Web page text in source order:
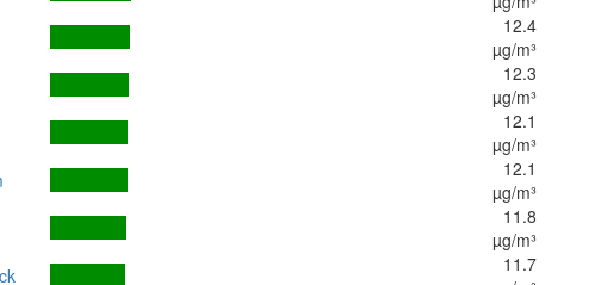
12.4
µg/m³
12.3
µg/m³
12.1
µg/m³
12.1
µg/m³
11.8
µg/m³
11.7